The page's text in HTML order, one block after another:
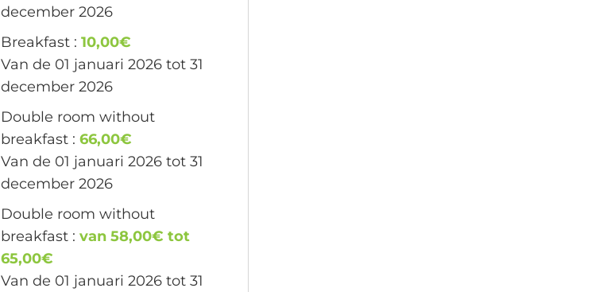
december 2026
Breakfast :10,00€
Van de 01 januari 2026 tot 31
december 2026
Double room without
breakfast :66,00€
Van de 01 januari 2026 tot 31
december 2026
Double room without
breakfast :van 58,00€ tot
65,00€
Van de 01 januari 2026 tot 31